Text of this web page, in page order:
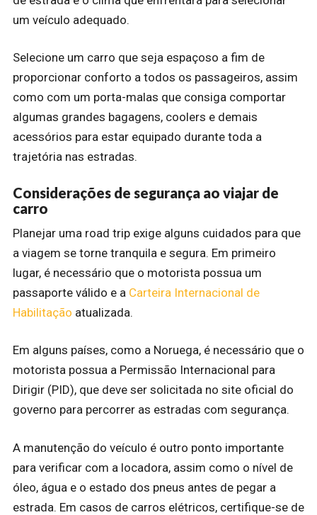
um veículo adequado.
Selecione um carro que seja espaçoso a fim de
proporcionar conforto a todos os passageiros, assim
como com um porta-malas que consiga comportar
algumas grandes bagagens, coolers e demais
acessórios para estar equipado durante toda a
trajetória nas estradas.
Considerações de segurança ao viajar de
carro
Planejar uma road trip exige alguns cuidados para que
a viagem se torne tranquila e segura. Em primeiro
lugar, é necessário que o motorista possua um
passaporte válido e a Carteira Internacional de
Habilitação atualizada.
Em alguns países, como a Noruega, é necessário que o
motorista possua a Permissão Internacional para
Dirigir (PID), que deve ser solicitada no site oficial do
governo para percorrer as estradas com segurança.
A manutenção do veículo é outro ponto importante
para verificar com a locadora, assim como o nível de
óleo, água e o estado dos pneus antes de pegar a
estrada. Em casos de carros elétricos, certifique-se de